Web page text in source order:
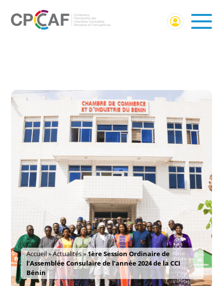
Accueil»Actualités»1ère Session Ordinaire de
l’Assemblée Consulaire de l’année 2024 de la CCI
Bénin